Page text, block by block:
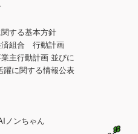
する基本方針
済組合 行動計画
主行動計画 並びに
躍に関する情報公表
ノンちゃん